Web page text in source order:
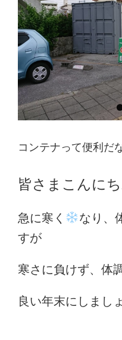
コンテナって便利だ
皆さまこんに
急に寒く
なり、
すが
寒さに負けず、体
良い年末にしまし